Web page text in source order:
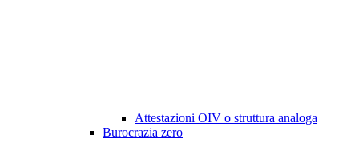
Attestazioni OIV o struttura analoga
Burocrazia zero